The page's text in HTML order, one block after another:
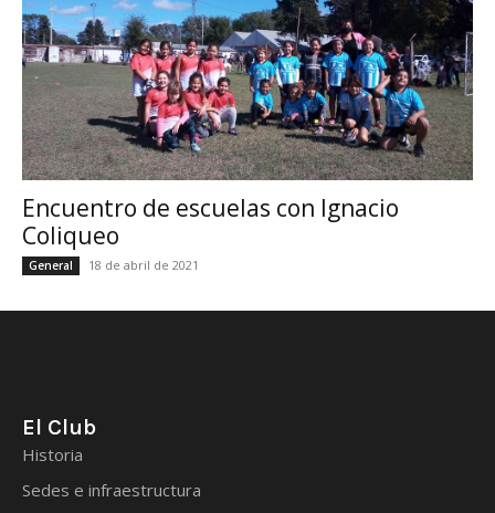
Encuentro de escuelas con Ignacio
Coliqueo
General 18 de abril de 2021
El Club
Historia
Sedes e infraestructura